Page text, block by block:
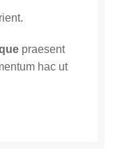
praesent
hac ut